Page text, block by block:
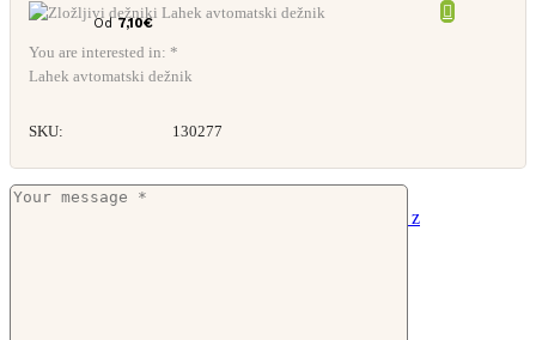
Od7,10€
You are interested in: *
Lahek avtomatski dežnik
SKU: 130277